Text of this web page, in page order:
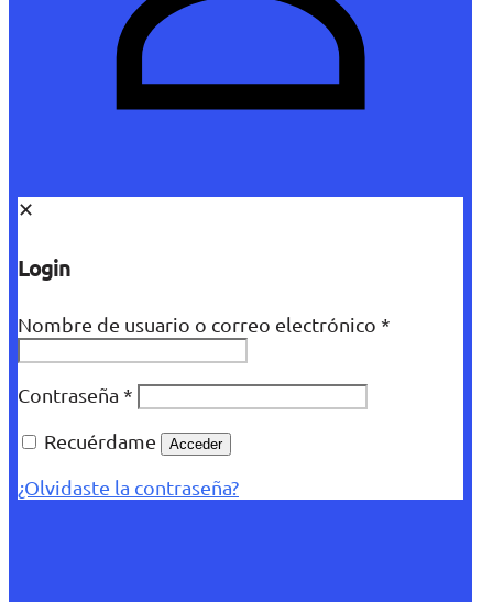
✕
Login
Nombre de usuario o correo electrónico *
Contraseña *
Recuérdame
Acceder
¿Olvidaste la contraseña?